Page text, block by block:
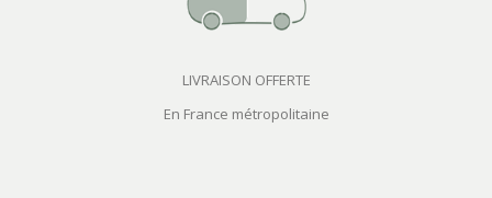
LIVRAISON OFFERTE
En France métropolitaine